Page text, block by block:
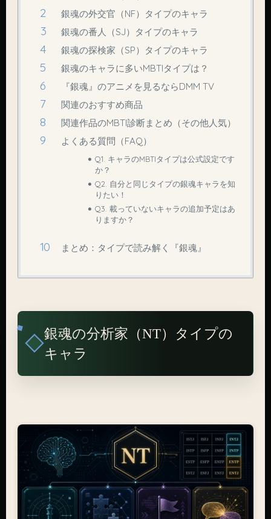
銀魂の外交官（NF）タイプのキャラ
銀魂の番人（SJ）タイプのキャラ
銀魂の探検家（SP）タイプのキャラ
銀魂のキャラに多いMBTIタイプは？
『銀魂』のアニメを見るならDMM TV
関連のおすすめ商品
関連作品のMBTI診断まとめ（その他人気）
よくある質問（FAQ）
Q1. キャラのMBTIタイプは公式設定です
か？
Q2. 自分と同じタイプの銀魂キャラを知
りたい！
Q3. 載っていないキャラの追加予定はあ
りますか？
まとめ：タイプで読み解く『銀魂』
銀魂の分析家（NT）タイプの
キャラ